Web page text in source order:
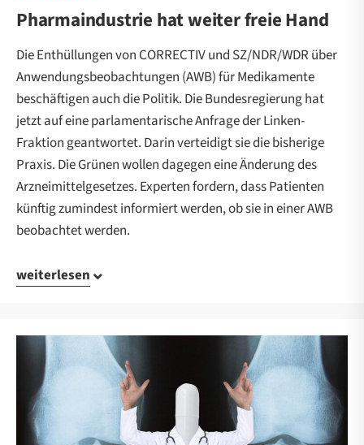
Pharmaindustrie hat weiter freie Hand
Die Enthüllungen von CORRECTIV und SZ/NDR/WDR über
Anwendungsbeobachtungen (AWB) für Medikamente
beschäftigen auch die Politik. Die Bundesregierung hat
jetzt auf eine parlamentarische Anfrage der Linken-
Fraktion geantwortet. Darin verteidigt sie die bisherige
Praxis. Die Grünen wollen dagegen eine Änderung des
Arzneimittelgesetzes. Experten fordern, dass Patienten
künftig zumindest informiert werden, ob sie in einer AWB
beobachtet werden.
weiterlesen